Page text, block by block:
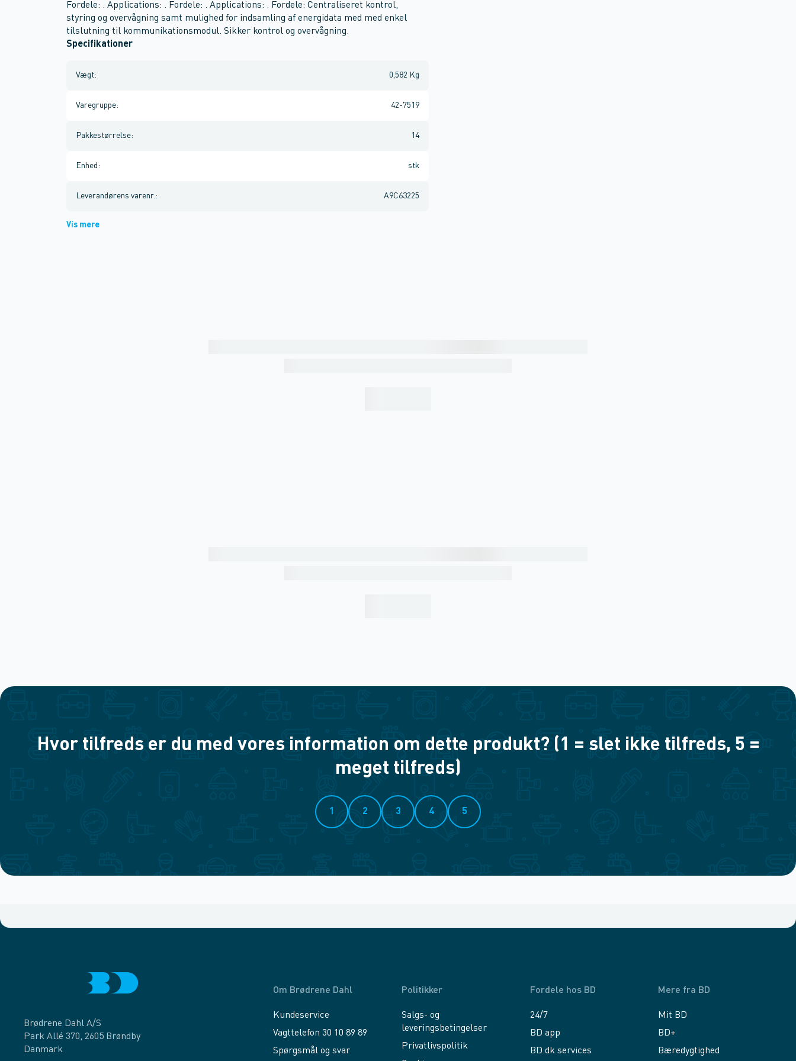
Fordele: . Applications: . Fordele: . Applications: . Fordele: Centraliseret kontrol,
styring og overvågning samt mulighed for indsamling af energidata med med enkel
tilslutning til kommunikationsmodul. Sikker kontrol og overvågning.
Specifikationer
Vægt: 0,582 Kg
Varegruppe: 42-7519
Pakkestørrelse: 14
Enhed : stk
Leverandørens varenr. : A9C63225
Vis mere
Hvor tilfreds er du med vores information om dette produkt? (1 = slet ikke tilfreds, 5 =
meget tilfreds)
1 2 3 4 5
Brødrene Dahl A/S
Park Allé 370, 2605 Brøndby
Danmark
Om Brødrene Dahl
Kundeservice
Vagttelefon 30 10 89 89
Spørgsmål og svar
Politikker
Salgs- og
leveringsbetingelser
Privatlivspolitik
Fordele hos BD
24/7
BD app
BD.dk services
Mere fra BD
Mit BD
BD+
Bæredygtighed